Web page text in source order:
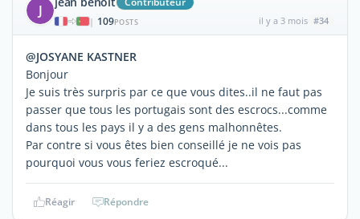
J
| 109POSTS il y a 3 mois #34
@JOSYANE KASTNER
Bonjour
Je suis très surpris par ce que vous dites..il ne faut pas
passer que tous les portugais sont des escrocs...comme
dans tous les pays il y a des gens malhonnêtes.
Par contre si vous êtes bien conseillé je ne vois pas
pourquoi vous vous feriez escroqué...
Réagir Répondre